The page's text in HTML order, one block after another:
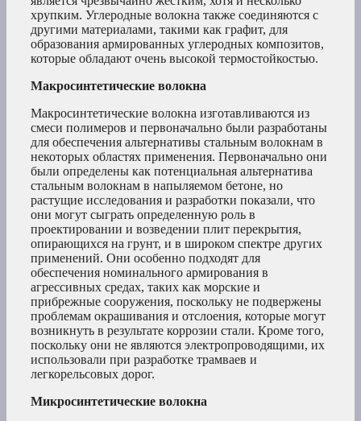
хрупким. Углеродные волокна также соединяются с
другими материалами, такими как графит, для
образования армированных углеродных композитов,
которые обладают очень высокой термостойкостью.
Макросинтетические волокна
Макросинтетические волокна изготавливаются из
смеси полимеров и первоначально были разработаны
для обеспечения альтернативы стальным волокнам в
некоторых областях применения. Первоначально они
были определены как потенциальная альтернатива
стальным волокнам в напыляемом бетоне, но
растущие исследования и разработки показали, что
они могут сыграть определенную роль в
проектировании и возведении плит перекрытия,
опирающихся на грунт, и в широком спектре других
применений. Они особенно подходят для
обеспечения номинального армирования в
агрессивных средах, таких как морские и
прибрежные сооружения, поскольку не подвержены
проблемам окрашивания и отслоения, которые могут
возникнуть в результате коррозии стали. Кроме того,
поскольку они не являются электропроводящими, их
использовали при разработке трамваев и
легкорельсовых дорог.
Микросинтетические волокна